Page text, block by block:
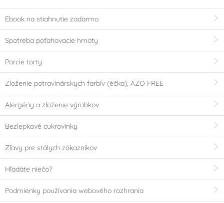
Ebook na stiahnutie zadarmo
Spotreba poťahovacie hmoty
Porcie torty
Zloženie potravinárskych farbív (éčka), AZO FREE
Alergény a zloženie výrobkov
Bezlepkové cukrovinky
Zľavy pre stálych zákazníkov
Hľadáte niečo?
Podmienky používania webového rozhrania